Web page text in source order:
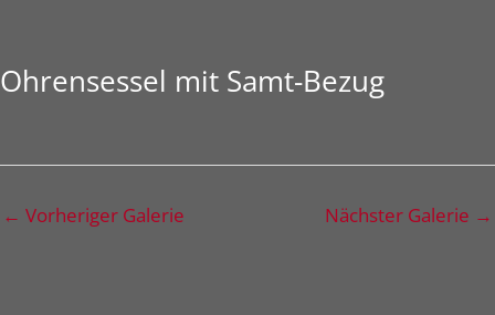
Ohrensessel mit Samt-Bezug
← Vorheriger Galerie Nächster Galerie →